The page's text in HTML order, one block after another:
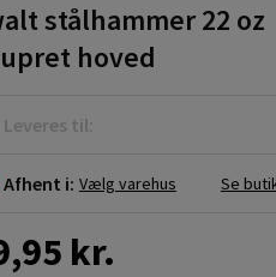
stålhammer 22 oz
hoved
Leveres til:
Afhent i: Vælg varehus Se
kr.